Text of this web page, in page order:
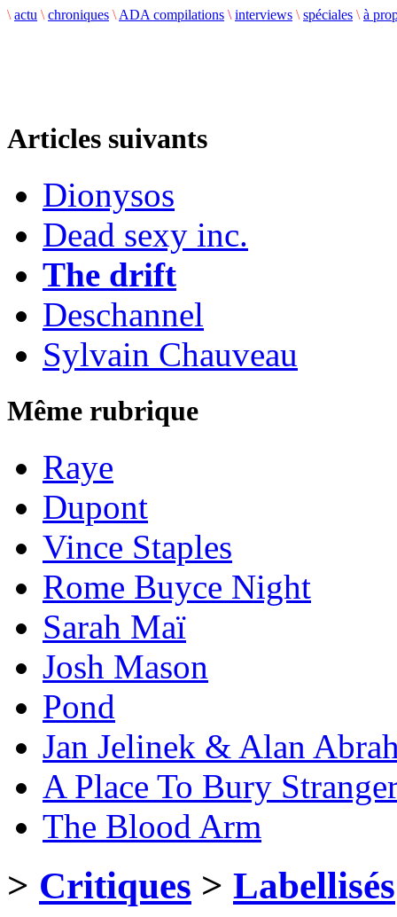
\ actu \ chroniques \ ADA compilations \ interviews \ spéciales \ à
Articles suivants
Dionysos
Dead sexy inc.
The drift
Deschannel
Sylvain Chauveau
Même rubrique
Raye
Dupont
Vince Staples
Rome Buyce Night
Sarah Maï
Josh Mason
Pond
Jan Jelinek & Alan
A Place To Bury
The Blood Arm
> Critiques > Labellisés